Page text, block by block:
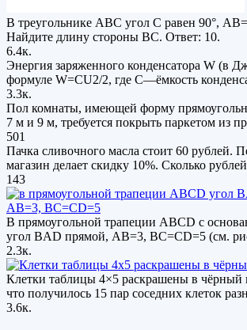
В треугольнике ABC угол C равен 90°,
Найдите длину стороны BC. Ответ: 10.
6.4к.
Энергия заряженного конденсатора W (в
формуле W=CU2/2, где C—ёмкость
3.3к.
Пол комнаты, имеющей форму
7 м и 9 м, требуется покрыть паркетом из
501
Пачка сливочного масла стоит 60 рублей.
магазин делает скидку 10%. Сколько
143
В прямоугольной трапеции АВСD с
угол ВAD прямой, AB=3, ВС=CD=5 (см.
2.3к.
Клетки таблицы 4×5 раскрашены в чёрный
что получилось 15 пар соседних клеток
3.6к.